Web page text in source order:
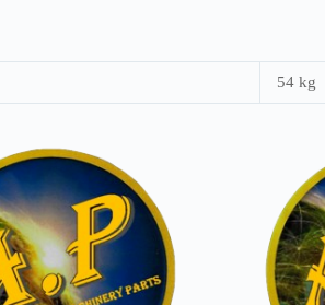
54 kg